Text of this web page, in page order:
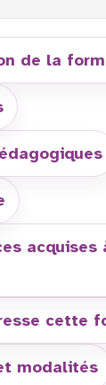
de la
acquises
cette
modalités